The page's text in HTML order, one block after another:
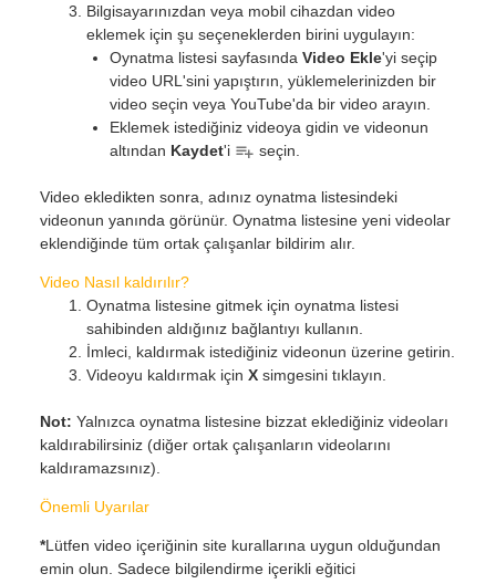
Bilgisayarınızdan veya mobil cihazdan video
eklemek için şu seçeneklerden birini uygulayın:
Oynatma listesi sayfasında Video Ekle'yi seçip
video URL'sini yapıştırın, yüklemelerinizden bir
video seçin veya YouTube'da bir video arayın.
Eklemek istediğiniz videoya gidin ve videonun
altından Kaydet'i seçin.
Video ekledikten sonra, adınız oynatma listesindeki
videonun yanında görünür. Oynatma listesine yeni videolar
eklendiğinde tüm ortak çalışanlar bildirim alır.
Video Nasıl kaldırılır?
Oynatma listesine gitmek için oynatma listesi
sahibinden aldığınız bağlantıyı kullanın.
İmleci, kaldırmak istediğiniz videonun üzerine getirin.
Videoyu kaldırmak için Xsimgesini tıklayın.
Not: Yalnızca oynatma listesine bizzat eklediğiniz videoları
kaldırabilirsiniz (diğer ortak çalışanların videolarını
kaldıramazsınız).
Önemli Uyarılar
*Lütfen video içeriğinin site kurallarına uygun olduğundan
emin olun. Sadece bilgilendirme içerikli eğitici